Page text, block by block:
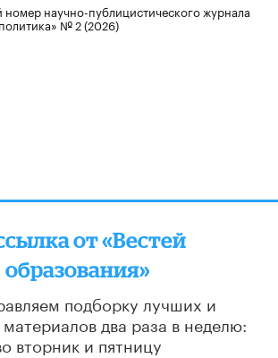
научно-публицистического журнала
№ 2 (2026)
от «Вестей
образования»
подборку лучших и
два раза в неделю:
вторник и пятницу